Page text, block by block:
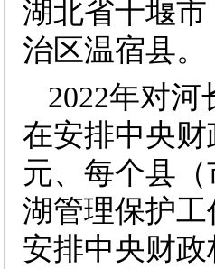
湖北省十堰
治区温宿县。
2022年对
在安排中央
元、每个县
湖管理保护
安排中央财